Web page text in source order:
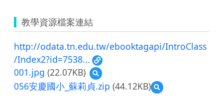
教學資源檔案連結
http://odata.tn.edu.tw/ebooktagapi/IntroClass
/Index2?id=7538...
001.jpg (22.07KB)
預
覽
001.jpg
056安慶國小_蘇莉貞.zip (44.12KB)
預
覽